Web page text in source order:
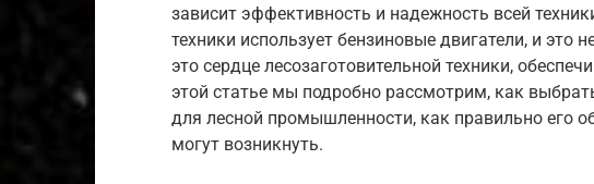
зависит эффективность и надежность всей
техники использует бензиновые двигатели, и это
это сердце лесозаготовительной техники,
этой статье мы подробно рассмотрим, как
для лесной промышленности, как правильно его
могут возникнуть.